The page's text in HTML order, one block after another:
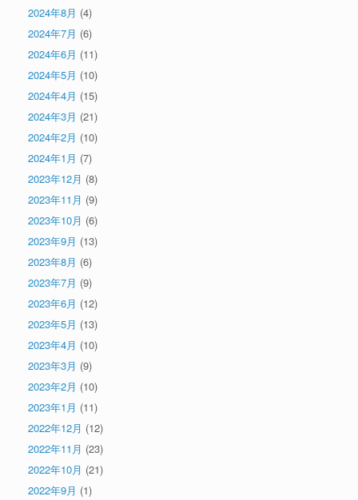
2024年8月 (4)
2024年7月 (6)
2024年6月 (11)
2024年5月 (10)
2024年4月 (15)
2024年3月 (21)
2024年2月 (10)
2024年1月 (7)
2023年12月 (8)
2023年11月 (9)
2023年10月 (6)
2023年9月 (13)
2023年8月 (6)
2023年7月 (9)
2023年6月 (12)
2023年5月 (13)
2023年4月 (10)
2023年3月 (9)
2023年2月 (10)
2023年1月 (11)
2022年12月 (12)
2022年11月 (23)
2022年10月 (21)
2022年9月 (1)